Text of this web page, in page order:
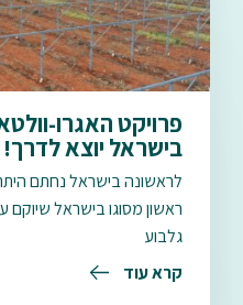
פרויקט האגרו-
בישראל יוצא לדרך!
לראשונה בישראל נחתם היתר
ראשון מסוגו בישראל שיוקם
גלבוע
קרא עוד